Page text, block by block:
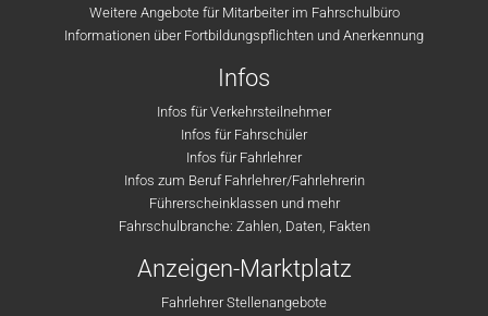
Weitere Angebote für Mitarbeiter im Fahrschulbüro
Informationen über Fortbildungspflichten und Anerkennung
Infos
Infos für Verkehrsteilnehmer
Infos für Fahrschüler
Infos für Fahrlehrer
Infos zum Beruf Fahrlehrer/Fahrlehrerin
Führerscheinklassen und mehr
Fahrschulbranche: Zahlen, Daten, Fakten
Anzeigen-Marktplatz
Fahrlehrer Stellenangebote